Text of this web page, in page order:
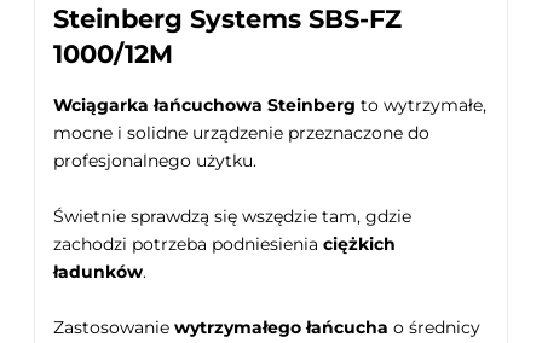
Steinberg Systems SBS-FZ
1000/12M
Wciągarka łańcuchowa Steinberg to wytrzymałe,
mocne i solidne urządzenie przeznaczone do
profesjonalnego użytku.
Świetnie sprawdzą się wszędzie tam, gdzie
zachodzi potrzeba podniesienia ciężkich
ładunków.
Zastosowanie wytrzymałego łańcucha o średnicy